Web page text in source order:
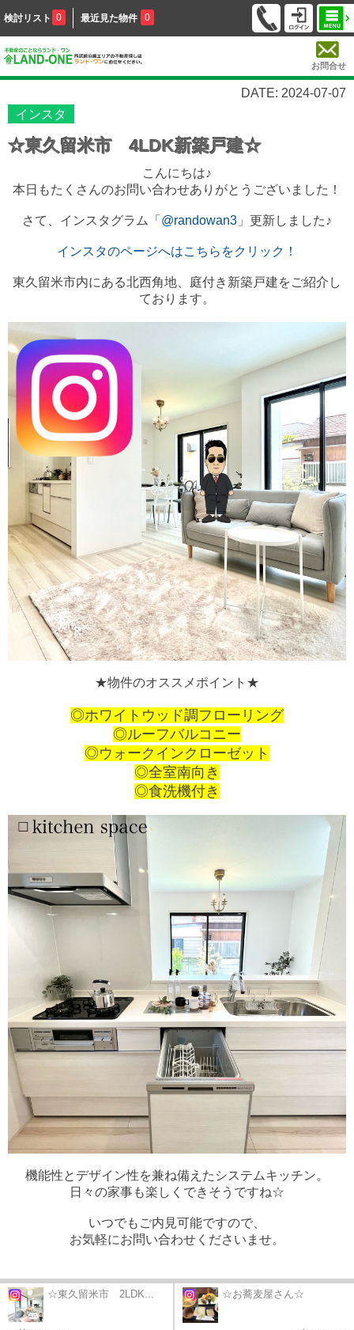
検討リスト 0 最近見た物件 0
お問合せ
DATE: 2024-07-07
インスタ
☆東久留米市 4LDK新築戸建☆
こんにちは♪
本日もたくさんのお問い合わせありがとうございました！
さて、インスタグラム「 @randowan3 」更新しました♪
インスタのページへはこちらをクリック！
東久留米市内にある北西角地、庭付き新築戸建をご紹介し
ております。
★物件のオススメポイント★
◎ホワイトウッド調フローリング
◎ルーフバルコニー
◎ウォークインクローゼット
◎全室南向き
◎食洗機付き
機能性とデザイン性を兼ね備えたシステムキッチン。
日々の家事も楽しくできそうですね☆
いつでもご内見可能ですので、
お気軽にお問い合わせくださいませ。
☆東久留米市 2LDK... ☆お蕎麦屋さん☆